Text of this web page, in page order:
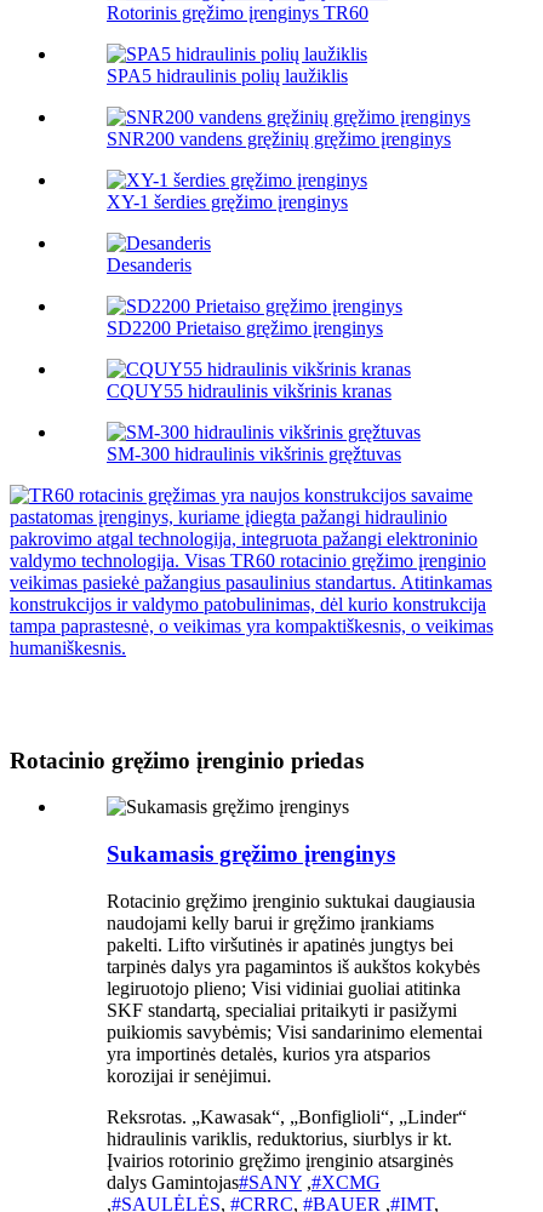
Rotorinis gręžimo įrenginys TR60
SPA5 hidraulinis polių laužiklis
SNR200 vandens gręžinių gręžimo įrenginys
XY-1 šerdies gręžimo įrenginys
Desanderis
SD2200 Prietaiso gręžimo įrenginys
CQUY55 hidraulinis vikšrinis kranas
SM-300 hidraulinis vikšrinis gręžtuvas
Rotacinio gręžimo įrenginio priedas
Sukamasis gręžimo įrenginys
Rotacinio gręžimo įrenginio suktukai daugiausia
naudojami kelly barui ir gręžimo įrankiams
pakelti. Lifto viršutinės ir apatinės jungtys bei
tarpinės dalys yra pagamintos iš aukštos kokybės
legiruotojo plieno; Visi vidiniai guoliai atitinka
SKF standartą, specialiai pritaikyti ir pasižymi
puikiomis savybėmis; Visi sandarinimo elementai
yra importinės detalės, kurios yra atsparios
korozijai ir senėjimui.
Reksrotas. „Kawasak“, „Bonfiglioli“, „Linder“
hidraulinis variklis, reduktorius, siurblys ir kt.
Įvairios rotorinio gręžimo įrenginio atsarginės
dalys Gamintojas#SANY ,#XCMG
,#SAULĖLĖS, #CRRC, #BAUER ,#IMT,